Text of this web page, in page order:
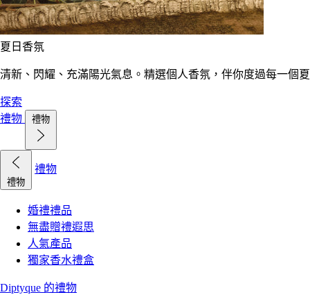
夏日香氛
清新、閃耀、充滿陽光氣息。精選個人香氛，伴你度過每一個
探索
禮物
禮物
禮物
禮物
婚禮禮品
無盡贈禮遐思
人氣產品
獨家香水禮盒
Diptyque 的禮物